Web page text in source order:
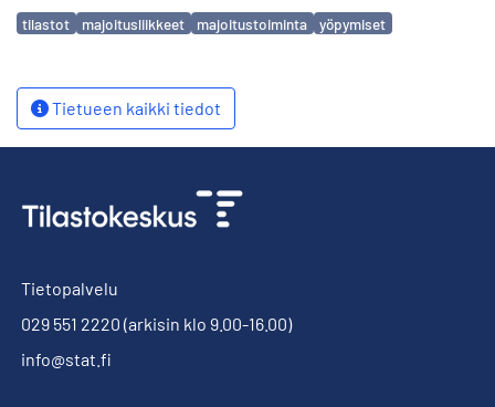
Avainsanat
tilastot majoitusliikkeet majoitustoiminta yöpymiset
Tietueen kaikki tiedot
Tietopalvelu
029 551 2220 (arkisin klo 9.00-16.00)
info@stat.fi